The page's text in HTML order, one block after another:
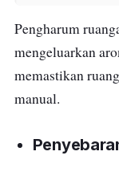
Pengharum
mengeluarkan
memastikan
manual.